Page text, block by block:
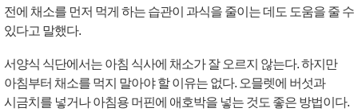
전에 채소를 먼저 먹게 하는 습관이 과식을 줄이는 데도 도움을 줄 수
있다고 말했다.
서양식 식단에서는 아침 식사에 채소가 잘 오르지 않는다. 하지만
아침부터 채소를 먹지 말아야 할 이유는 없다. 오믈렛에 버섯과
시금치를 넣거나 아침용 머핀에 애호박을 넣는 것도 좋은 방법이다.